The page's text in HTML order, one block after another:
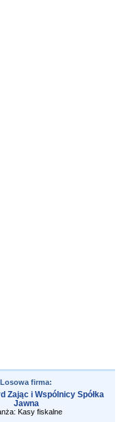
Losowa firma:
Zając i Wspólnicy Spółka
Jawna
Kasy fiskalne